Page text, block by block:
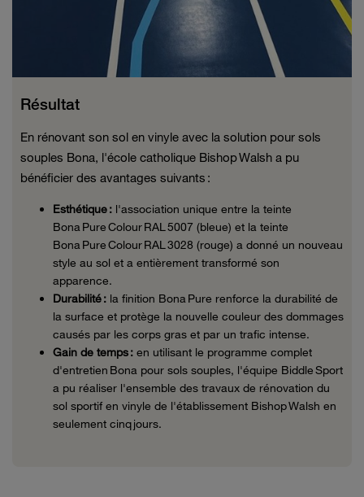
Résultat
En rénovant son sol en vinyle avec la solution pour sols
souples Bona, l'école catholique Bishop Walsh a pu
bénéficier des avantages suivants :
Esthétique : l'association unique entre la teinte
Bona Pure Colour RAL 5007 (bleue) et la teinte
Bona Pure Colour RAL 3028 (rouge) a donné un nouveau
style au sol et a entièrement transformé son
apparence.
Durabilité : la finition Bona Pure renforce la durabilité de
la surface et protège la nouvelle couleur des dommages
causés par les corps gras et par un trafic intense.
Gain de temps : en utilisant le programme complet
d'entretien Bona pour sols souples, l'équipe Biddle Sport
a pu réaliser l'ensemble des travaux de rénovation du
sol sportif en vinyle de l'établissement Bishop Walsh en
seulement cinq jours.